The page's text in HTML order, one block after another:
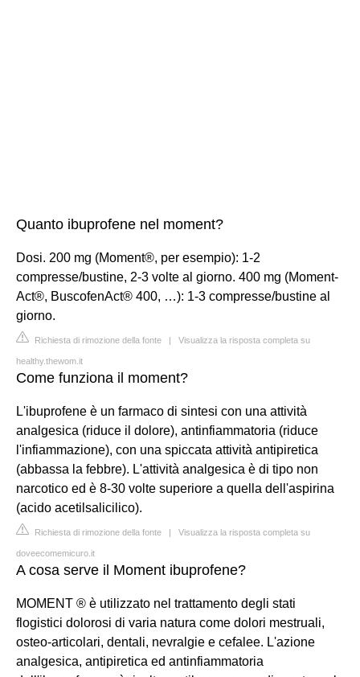
Quanto ibuprofene nel moment?
Dosi. 200 mg (Moment®, per esempio): 1-2
compresse/bustine, 2-3 volte al giorno. 400 mg (Moment-
Act®, BuscofenAct® 400, …): 1-3 compresse/bustine al
giorno.
Richiesta di rimozione della fonte | Visualizza la risposta completa su
healthy.thewom.it
Come funziona il moment?
L'ibuprofene è un farmaco di sintesi con una attività
analgesica (riduce il dolore), antinfiammatoria (riduce
l'infiammazione), con una spiccata attività antipiretica
(abbassa la febbre). L'attività analgesica è di tipo non
narcotico ed è 8-30 volte superiore a quella dell'aspirina
(acido acetilsalicilico).
Richiesta di rimozione della fonte | Visualizza la risposta completa su
doveecomemicuro.it
A cosa serve il Moment ibuprofene?
MOMENT ® è utilizzato nel trattamento degli stati
flogistici dolorosi di varia natura come dolori mestruali,
osteo-articolari, dentali, nevralgie e cefalee. L'azione
analgesica, antipiretica ed antinfiammatoria